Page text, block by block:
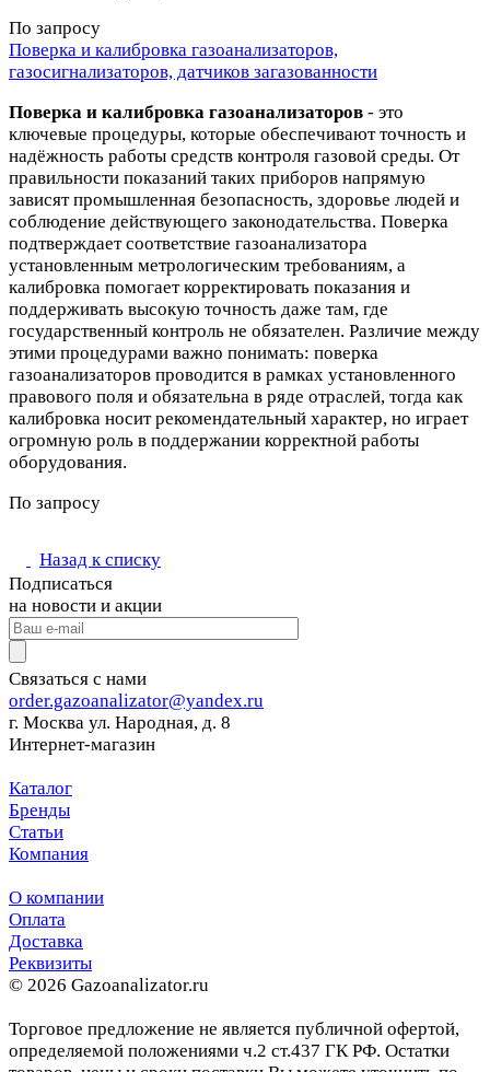
По запросу
Поверка и калибровка газоанализаторов,
газосигнализаторов, датчиков загазованности
Поверка и калибровка газоанализаторов - это
ключевые процедуры, которые обеспечивают точность и
надёжность работы средств контроля газовой среды. От
правильности показаний таких приборов напрямую
зависят промышленная безопасность, здоровье людей и
соблюдение действующего законодательства. Поверка
подтверждает соответствие газоанализатора
установленным метрологическим требованиям, а
калибровка помогает корректировать показания и
поддерживать высокую точность даже там, где
государственный контроль не обязателен. Различие между
этими процедурами важно понимать: поверка
газоанализаторов проводится в рамках установленного
правового поля и обязательна в ряде отраслей, тогда как
калибровка носит рекомендательный характер, но играет
огромную роль в поддержании корректной работы
оборудования.
По запросу
Назад к списку
Подписаться
на новости и акции
Связаться с нами
order.gazoanalizator@yandex.ru
г. Москва ул. Народная, д. 8
Интернет-магазин
Каталог
Бренды
Статьи
Компания
О компании
Оплата
Доставка
Реквизиты
© 2026 Gazoanalizator.ru
Торговое предложение не является публичной офертой,
определяемой положениями ч.2 ст.437 ГК РФ. Остатки